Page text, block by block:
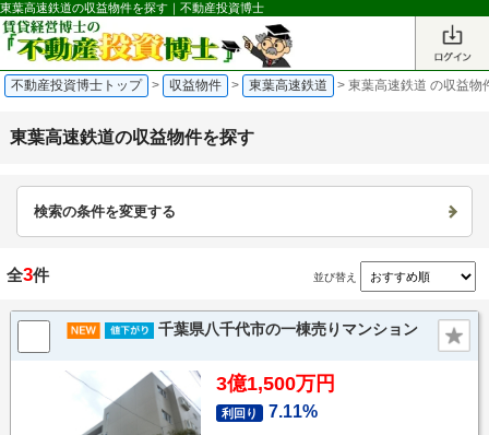
東葉高速鉄道の収益物件を探す｜不動産投資博士
不動産投資博士トップ > 収益物件 > 東葉高速鉄道 > 東葉高速鉄道 の収益物
東葉高速鉄道の収益物件を探す
検索の条件を変更する
全3件 並び替え
千葉県八千代市の一棟売りマンション
3億1,500万円
利回り 7.11%